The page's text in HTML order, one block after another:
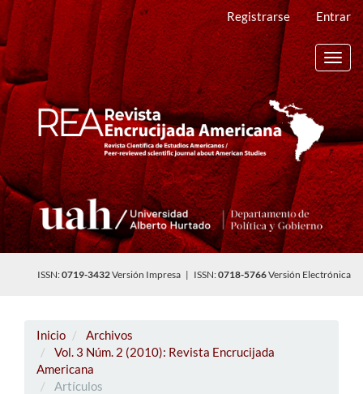
Navegación
principal
Contenido
principal
Barra
lateral
Registrarse Entrar
ISSN:0719-3432Versión Impresa | ISSN:0718-5766Versión Electrónica
Inicio
Archivos
Vol. 3 Núm. 2 (2010): Revista Encrucijada
Americana
Artículos